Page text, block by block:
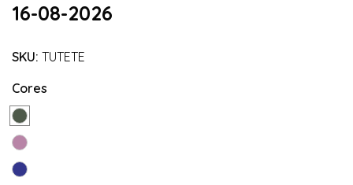
16-08-2026
SKU: TUTETE
Cores